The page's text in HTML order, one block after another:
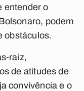
entender o
podem
obstáculos.
raiz,
de atitudes de
convivência e o